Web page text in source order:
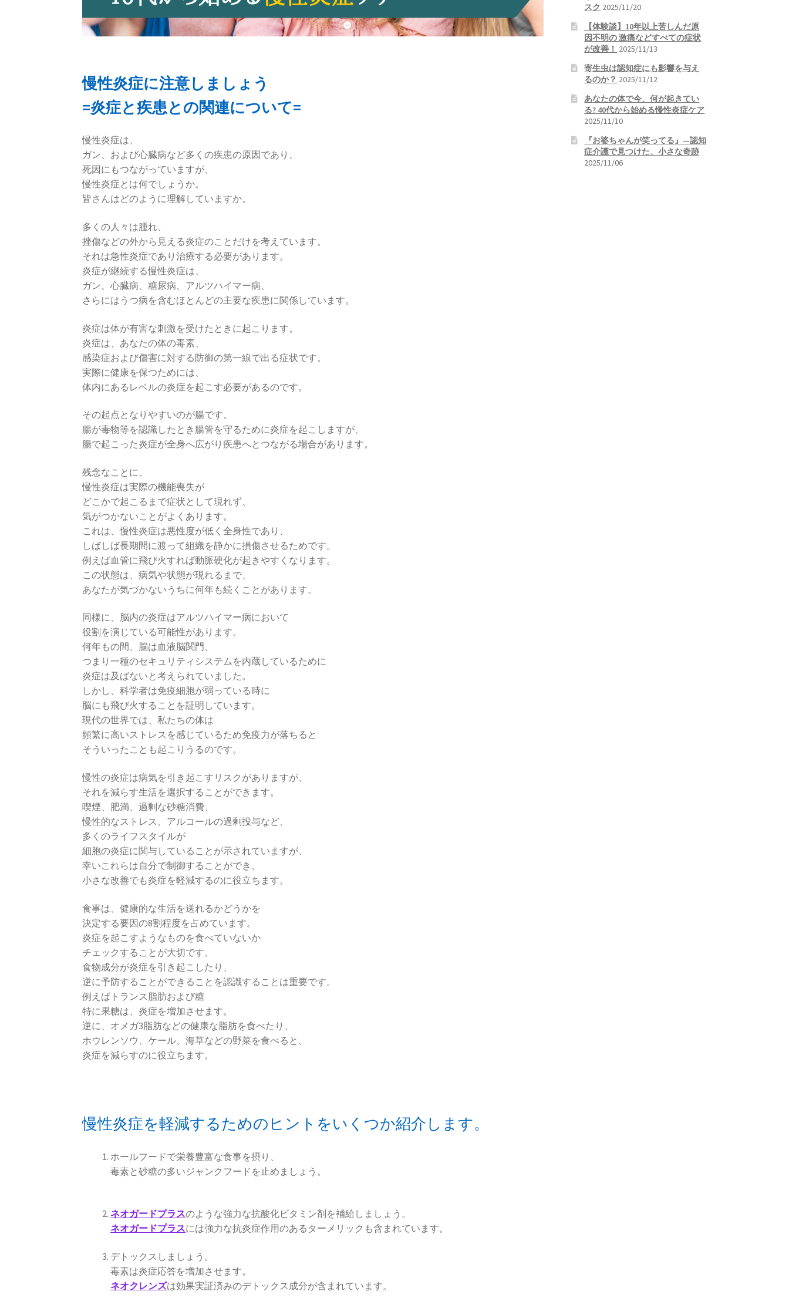
慢性炎症に注意しましょう
=炎症と疾患との関連について=
慢性炎症は、
ガン、および心臓病など多くの疾患の原因であり、
死因にもつながっていますが、
慢性炎症とは何でしょうか。
皆さんはどのように理解していますか。
多くの人々は腫れ、
挫傷などの外から見える炎症のことだけを考えています。
それは急性炎症であり治療する必要があります。
炎症が継続する慢性炎症は、
ガン、心臓病、糖尿病、アルツハイマー病、
さらにはうつ病を含むほとんどの主要な疾患に関係しています。
炎症は体が有害な刺激を受けたときに起こります。
炎症は、あなたの体の毒素、
感染症および傷害に対する防御の第一線で出る症状です。
実際に健康を保つためには、
体内にあるレベルの炎症を起こす必要があるのです。
その起点となりやすいのが腸です。
腸が毒物等を認識したとき腸管を守るために炎症を起こしますが、
腸で起こった炎症が全身へ広がり疾患へとつながる場合があります。
残念なことに、
慢性炎症は実際の機能喪失が
どこかで起こるまで症状として現れず、
気がつかないことがよくあります。
これは、慢性炎症は悪性度が低く全身性であり、
しばしば長期間に渡って組織を静かに損傷させるためです。
例えば血管に飛び火すれば動脈硬化が起きやすくなります。
この状態は、病気や状態が現れるまで、
あなたが気づかないうちに何年も続くことがあります。
同様に、脳内の炎症はアルツハイマー病において
役割を演じている可能性があります。
何年もの間、脳は血液脳関門、
つまり一種のセキュリティシステムを内蔵しているために
炎症は及ばないと考えられていました。
しかし、科学者は免疫細胞が弱っている時に
脳にも飛び火することを証明しています。
現代の世界では、私たちの体は
頻繁に高いストレスを感じているため免疫力が落ちると
そういったことも起こりうるのです。
慢性の炎症は病気を引き起こすリスクがありますが、
それを減らす生活を選択することができます。
喫煙、肥満、過剰な砂糖消費、
慢性的なストレス、アルコールの過剰投与など、
多くのライフスタイルが
細胞の炎症に関与していることが示されていますが、
幸いこれらは自分で制御することができ、
小さな改善でも炎症を軽減するのに役立ちます。
食事は、健康的な生活を送れるかどうかを
決定する要因の8割程度を占めています。
炎症を起こすようなものを食べていないか
チェックすることが大切です。
食物成分が炎症を引き起こしたり、
逆に予防することができることを認識することは重要です。
例えばトランス脂肪および糖
特に果糖は、炎症を増加させます。
逆に、オメガ3脂肪などの健康な脂肪を食べたり、
ホウレンソウ、ケール、海草などの野菜を食べると、
炎症を減らすのに役立ちます。
慢性炎症を軽減するためのヒントをいくつか紹介します。
ホールフードで栄養豊富な食事を摂り、
毒素と砂糖の多いジャンクフードを止めましょう。
ネオガードプラスのような強力な抗酸化ビタミン剤を補給しましょう。
ネオガードプラスには強力な抗炎症作用のあるターメリックも含まれています。
デトックスしましょう。
毒素は炎症応答を増加させます。
ネオクレンズは効果実証済みのデトックス成分が含まれています。
スク 2025/11/20
【体験談】10年以上苦しんだ原
因不明の 激痛などすべての症状
が改善！ 2025/11/13
寄生虫は認知症にも影響を与え
るのか？ 2025/11/12
あなたの体で今、何が起きてい
る? 40代から始める慢性炎症ケア
2025/11/10
『お婆ちゃんが笑ってる』—認知
症介護で見つけた、小さな奇跡
2025/11/06